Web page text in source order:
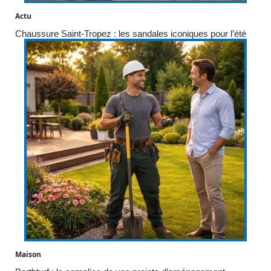
Actu
Chaussure Saint-Tropez : les sandales iconiques pour l’été
Maison